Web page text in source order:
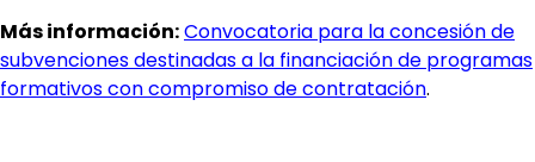
Más información:Convocatoria para la concesión de
subvenciones destinadas a la financiación de programas
formativos con compromiso de contratación.